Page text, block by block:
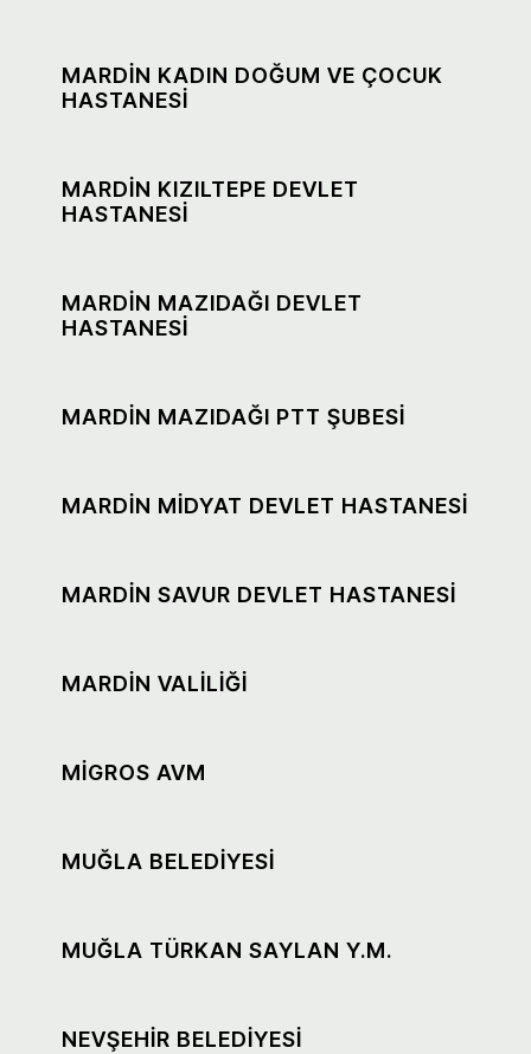
MARDİN KADIN DOĞUM VE ÇOCUK
HASTANESİ
MARDİN KIZILTEPE DEVLET
HASTANESİ
MARDİN MAZIDAĞI DEVLET
HASTANESİ
MARDİN MAZIDAĞI PTT ŞUBESİ
MARDİN MİDYAT DEVLET HASTANESİ
MARDİN SAVUR DEVLET HASTANESİ
MARDİN VALİLİĞİ
MİGROS AVM
MUĞLA BELEDİYESİ
MUĞLA TÜRKAN SAYLAN Y.M.
NEVŞEHİR BELEDİYESİ